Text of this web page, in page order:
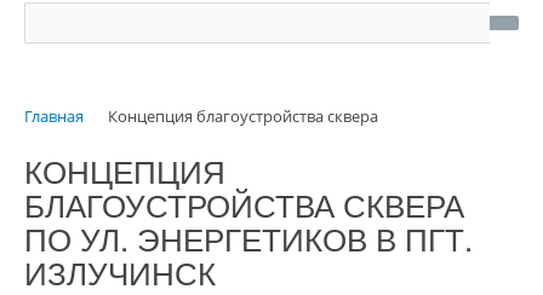
Главная Концепция благоустройства сквера
КОНЦЕПЦИЯ
БЛАГОУСТРОЙСТВА СКВЕРА
ПО УЛ. ЭНЕРГЕТИКОВ В ПГТ.
ИЗЛУЧИНСК